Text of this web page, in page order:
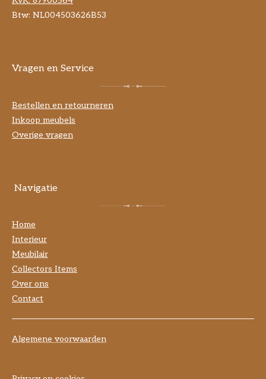
Btw: NL004503626B53
Vragen en Service
Bestellen en retourneren
Inkoop meubels
Overige vragen
Navigatie
Home
Interieur
Meubilair
Collectors Items
Over ons
Contact
Algemene voorwaarden